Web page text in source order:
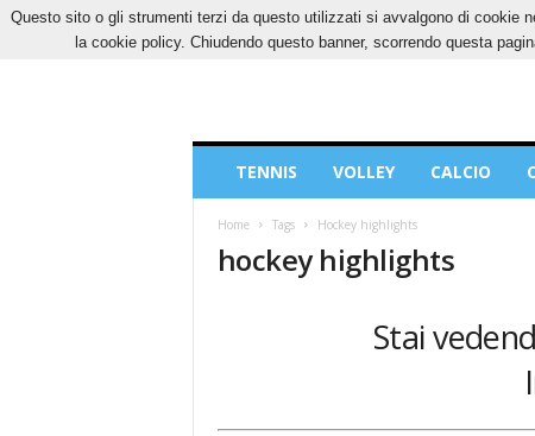
GIOVEDÌ, 6 AGOSTO 2026 CONTATTI
Sport
TENNIS VOLLEY CALCIO
Home Tags Hockey highlights
hockey highlights
Stai
Questo sito o gli strumenti terzi da questo utilizzati si avvalgono di cookie
la cookie policy. Chiudendo questo banner, scorrendo questa